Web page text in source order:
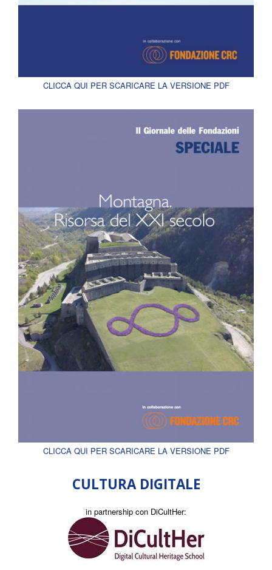
CLICCA QUI PER SCARICARE LA VERSIONE PDF
CLICCA QUI PER SCARICARE LA VERSIONE PDF
CULTURA DIGITALE
in partnership con DiCultHer: